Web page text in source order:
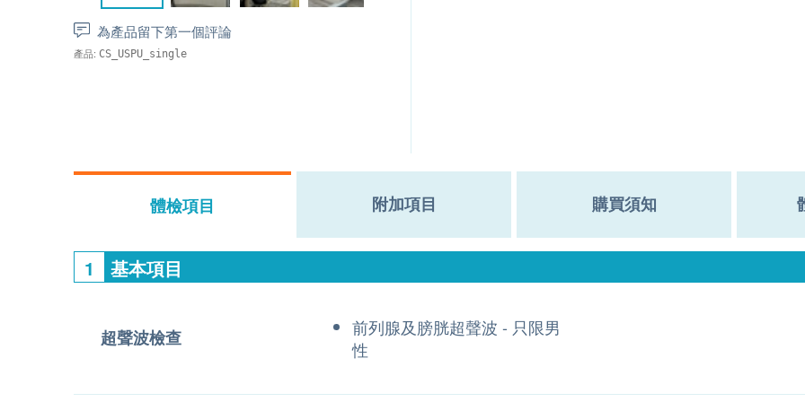
為產品留下第一個評論
產品: CS_USPU_single
體檢項目 附加項目 購買須知
1 基本項目
超聲波檢查
前列腺及膀胱超聲波 - 只限男
性